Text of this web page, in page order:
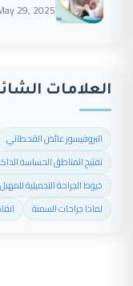
29, 2025
العلامات
البروفيسور عائض القحطاني
تفتيح المناطق الحساسة
خيوط الجراحة التجميلية للمهبل
لماذا جراحات السمنة